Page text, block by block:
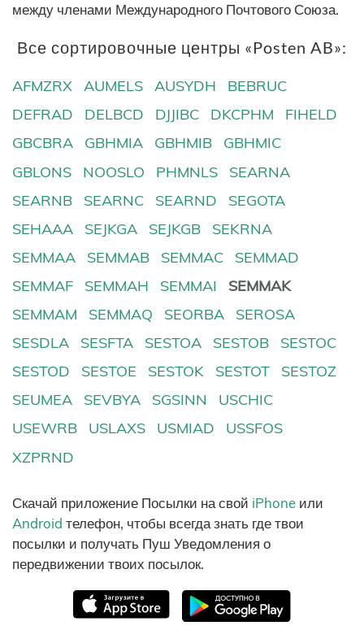
между членами Международного Почтового Союза.
Все сортировочные центры «Posten AB»:
AFMZRX AUMELS AUSYDH
BEBRUC
DEFRAD
DELBCD DJJIBC DKCPHM
FIHELD
GBCBRA
GBHMIA GBHMIB
GBHMIC
GBLONS
NOOSLO PHMNLS
SEARNA
SEARNB
SEARNC SEARND
SEGOTA
SEHAAA
SEJKGA SEJKGB
SEKRNA
SEMMAA
SEMMAB SEMMAC
SEMMAD
SEMMAF
SEMMAH SEMMAI
SEMMAK
SEMMAM
SEMMAQ SEORBA
SEROSA
SESDLA
SESFTA SESTOA SESTOB
SESTOC
SESTOD
SESTOE SESTOK SESTOT
SESTOZ
SEUMEA
SEVBYA SGSINN
USCHIC
USEWRB
USLAXS USMIAD
USSFOS
XZPRND
Скачай приложение Посылки на свой iPhone или
Android телефон, чтобы всегда знать где твои
посылки и получать Пуш Уведомления о
передвижении твоих посылок.